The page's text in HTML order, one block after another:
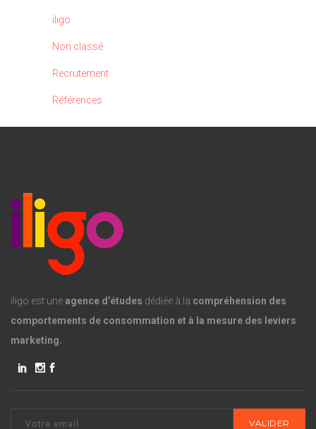
iligo
Non classé
Recrutement
Références
iligo est uneagence d’études dédiée à la compréhension des
comportements de consommation et à la mesure des leviers
marketing.